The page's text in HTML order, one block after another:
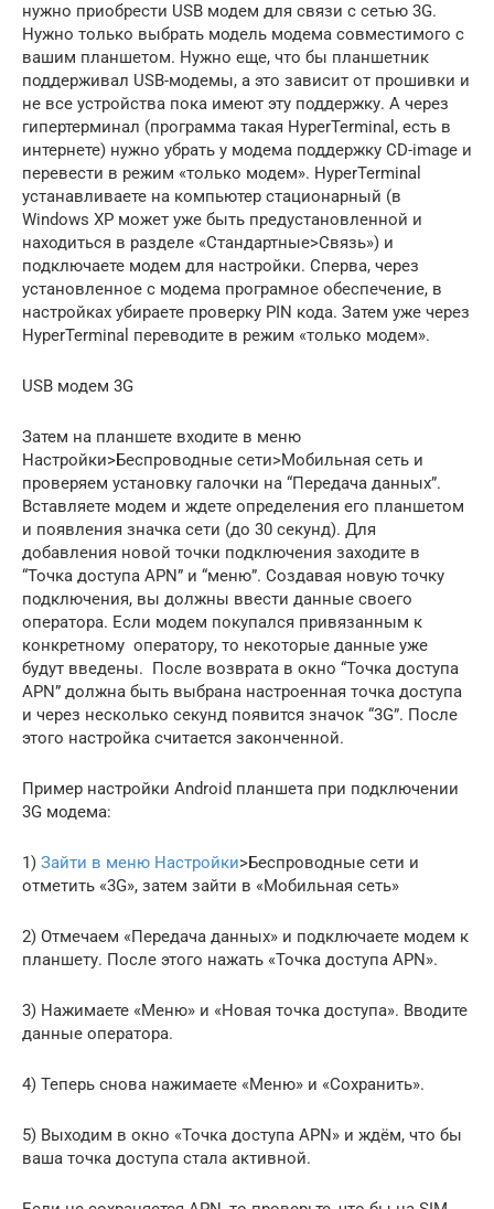
нужно приобрести USB модем для связи с сетью 3G.
Нужно только выбрать модель модема совместимого с
вашим планшетом. Нужно еще, что бы планшетник
поддерживал USB-модемы, а это зависит от прошивки и
не все устройства пока имеют эту поддержку. А через
гипертерминал (программа такая HyperTerminal, есть в
интернете) нужно убрать у модема поддержку CD-image и
перевести в режим «только модем». HyperTerminal
устанавливаете на компьютер стационарный (в
Windows XP может уже быть предустановленной и
находиться в разделе «Стандартные>Связь») и
подключаете модем для настройки. Сперва, через
установленное с модема програмное обеспечение, в
настройках убираете проверку PIN кода. Затем уже через
HyperTerminal переводите в режим «только модем».
USB модем 3G
Затем на планшете входите в меню
Настройки>Беспроводные сети>Мобильная сеть и
проверяем установку галочки на “Передача данных”.
Вставляете модем и ждете определения его планшетом
и появления значка сети (до 30 секунд). Для
добавления новой точки подключения заходите в
“Точка доступа APN” и “меню”. Создавая новую точку
подключения, вы должны ввести данные своего
оператора. Если модем покупался привязанным к
конкретному оператору, то некоторые данные уже
будут введены. После возврата в окно “Точка доступа
APN” должна быть выбрана настроенная точка доступа
и через несколько секунд появится значок “3G”. После
этого настройка считается законченной.
Пример настройки Android планшета при подключении
3G модема:
1) Зайти в меню Настройки>Беспроводные сети и
отметить «3G», затем зайти в «Мобильная сеть»
2) Отмечаем «Передача данных» и подключаете модем к
планшету. После этого нажать «Точка доступа APN».
3) Нажимаете «Меню» и «Новая точка доступа». Вводите
данные оператора.
4) Теперь снова нажимаете «Меню» и «Сохранить».
5) Выходим в окно «Точка доступа APN» и ждём, что бы
ваша точка доступа стала активной.